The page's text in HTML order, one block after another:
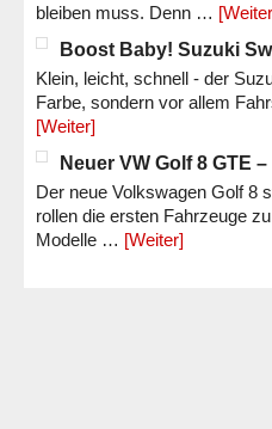
bleiben muss. Denn …
Boost Baby! Suzuki
Klein, leicht, schnell - der
Farbe, sondern vor allem
[Weiter]
Neuer VW Golf 8 GTE
Der neue Volkswagen Golf 8
rollen die ersten Fahrzeuge
Modelle … [Weiter]